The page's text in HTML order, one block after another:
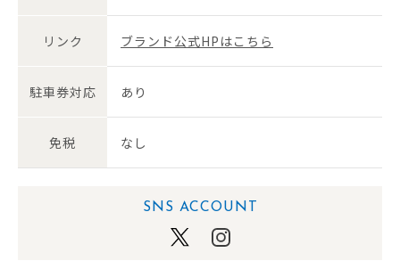
リンク ブランド公式HPはこちら
駐車券対応 あり
免税 なし
SNS ACCOUNT